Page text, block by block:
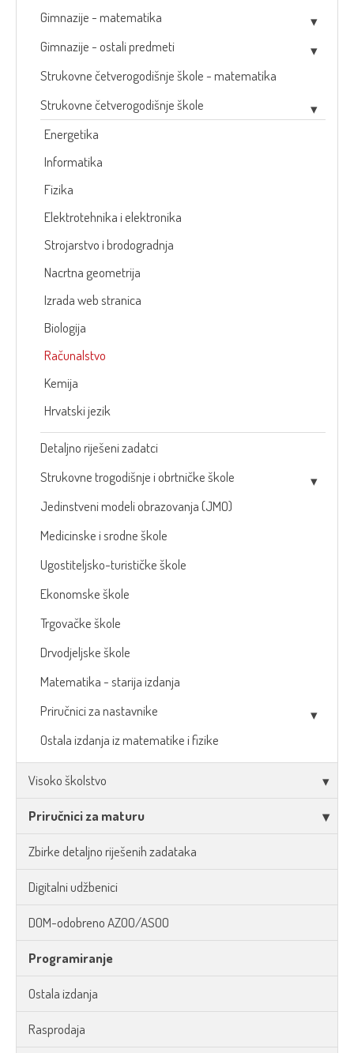
Gimnazije - matematika
Gimnazije - ostali predmeti
Strukovne četverogodišnje škole - matematika
Strukovne četverogodišnje škole
Energetika
Informatika
Fizika
Elektrotehnika i elektronika
Strojarstvo i brodogradnja
Nacrtna geometrija
Izrada web stranica
Biologija
Računalstvo
Kemija
Hrvatski jezik
Detaljno riješeni zadatci
Strukovne trogodišnje i obrtničke škole
Jedinstveni modeli obrazovanja (JMO)
Medicinske i srodne škole
Ugostiteljsko-turističke škole
Ekonomske škole
Trgovačke škole
Drvodjeljske škole
Matematika - starija izdanja
Priručnici za nastavnike
Ostala izdanja iz matematike i fizike
Visoko školstvo
Priručnici za maturu
Zbirke detaljno riješenih zadataka
Digitalni udžbenici
DOM-odobreno AZOO/ASOO
Programiranje
Ostala izdanja
Rasprodaja